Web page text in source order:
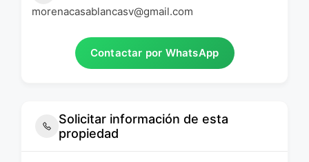
morenacasablancasv@gmail.com
Contactar por WhatsApp
Solicitar información de esta
propiedad